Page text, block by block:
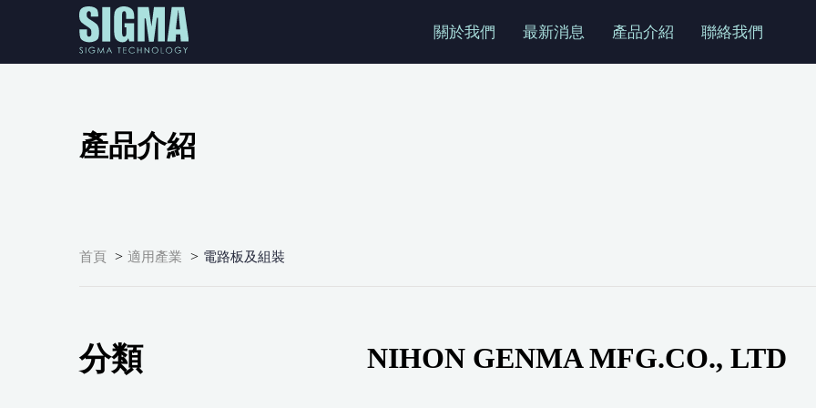
關於我們 最新消息 產品介紹 聯絡我們
產品介紹
首頁 > 適用產業 > 電路板及組裝
分類 NIHON GENMA MFG.CO., LTD